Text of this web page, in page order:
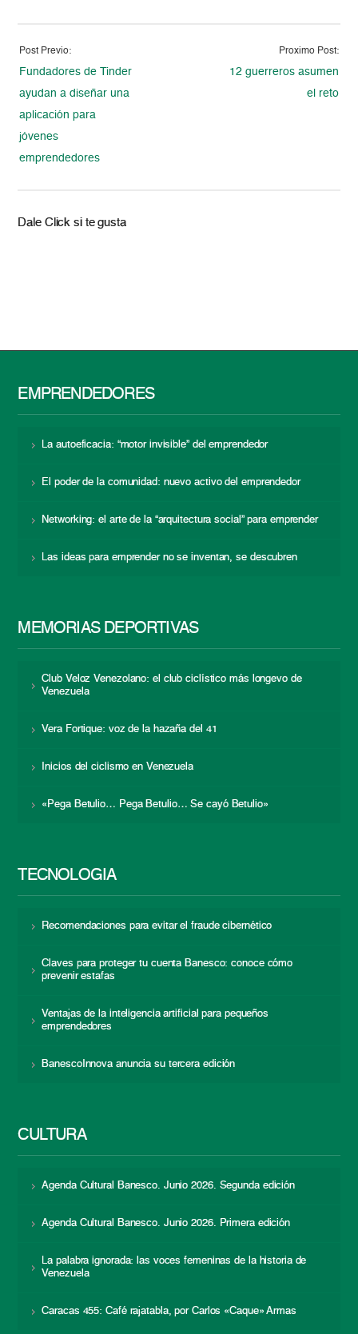
Post Previo:
Fundadores de Tinder
ayudan a diseñar una
aplicación para
jóvenes
emprendedores
Proximo Post:
12 guerreros asumen
el reto
Dale Click si te gusta
EMPRENDEDORES
La autoeficacia: “motor invisible” del emprendedor
El poder de la comunidad: nuevo activo del emprendedor
Networking: el arte de la “arquitectura social” para emprender
Las ideas para emprender no se inventan, se descubren
MEMORIAS DEPORTIVAS
Club Veloz Venezolano: el club ciclístico más longevo de
Venezuela
Vera Fortique: voz de la hazaña del 41
Inicios del ciclismo en Venezuela
«Pega Betulio… Pega Betulio… Se cayó Betulio»
TECNOLOGÍA
Recomendaciones para evitar el fraude cibernético
Claves para proteger tu cuenta Banesco: conoce cómo
prevenir estafas
Ventajas de la inteligencia artificial para pequeños
emprendedores
BanescoInnova anuncia su tercera edición
CULTURA
Agenda Cultural Banesco. Junio 2026. Segunda edición
Agenda Cultural Banesco. Junio 2026. Primera edición
La palabra ignorada: las voces femeninas de la historia de
Venezuela
Caracas 455: Café rajatabla, por Carlos «Caque» Armas